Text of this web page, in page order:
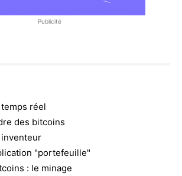
Publicité
réel
des bitcoins
"portefeuille"
: le minage